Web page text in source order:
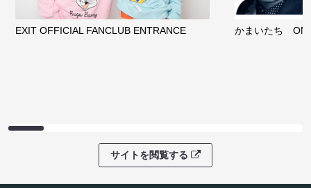
EXIT OFFICIAL FANCLUB ENTRANCE かまいたち
サイトを閲覧する